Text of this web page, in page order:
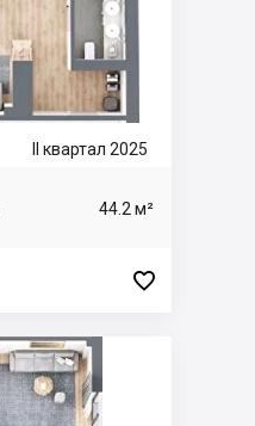
II квартал 2025
44.2 м²
